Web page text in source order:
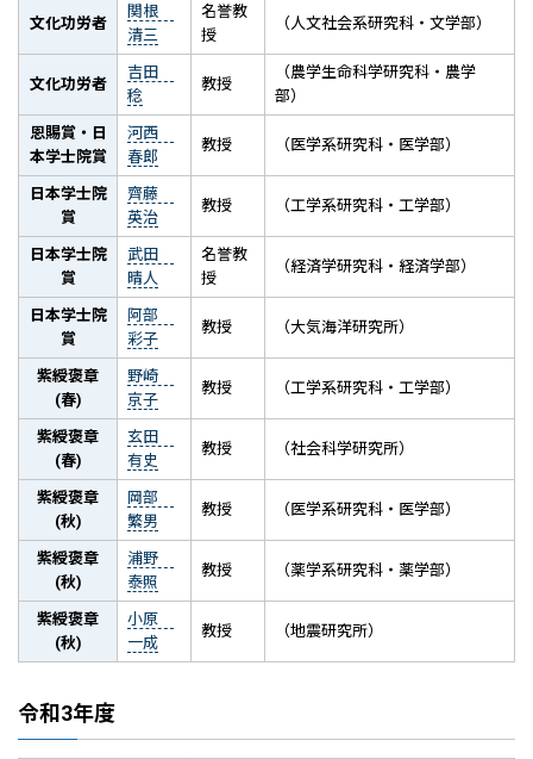
文化功労者
関根
清三
名誉教
授
（人文社会系研究科・文学部）
文化功労者
吉田
稔
教授
（農学生命科学研究科・農学
部）
恩賜賞・日
本学士院賞
河西
春郎
教授 （医学系研究科・医学部）
日本学士院
賞
齊藤
英治
教授 （工学系研究科・工学部）
日本学士院
賞
武田
晴人
名誉教
授
（経済学研究科・経済学部）
日本学士院
賞
阿部
彩子
教授 （大気海洋研究所）
紫綬褒章
(春)
野崎
京子
教授 （工学系研究科・工学部）
紫綬褒章
(春)
玄田
有史
教授 （社会科学研究所）
紫綬褒章
(秋)
岡部
繁男
教授 （医学系研究科・医学部）
紫綬褒章
(秋)
浦野
泰照
教授 （薬学系研究科・薬学部）
紫綬褒章
(秋)
小原
一成
教授 （地震研究所）
令和3年度